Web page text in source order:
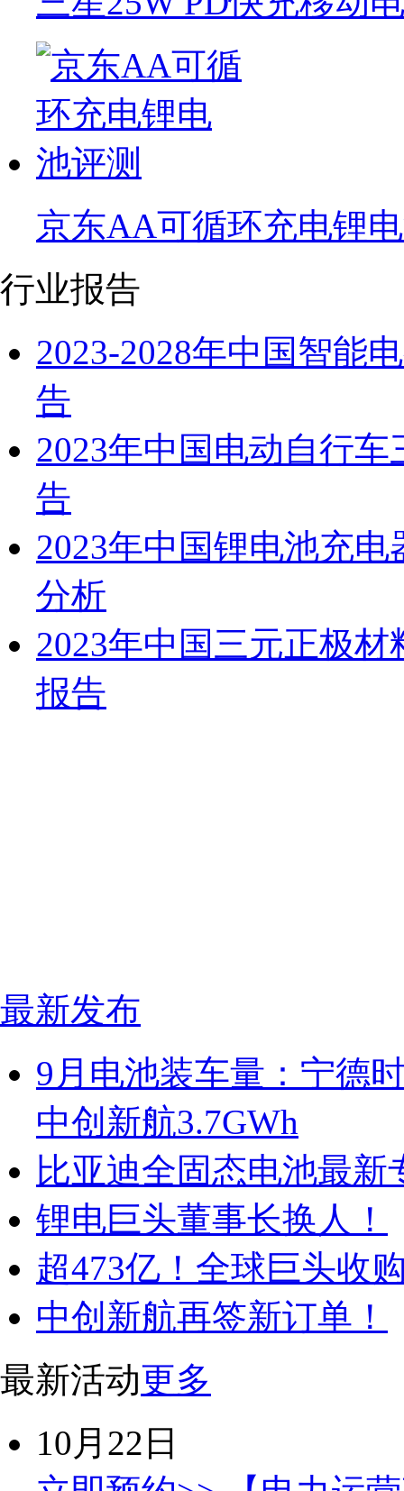
京东AA可循环充电锂
行业报告
2023-2028年中国智能
告
2023年中国电动自行
告
2023年中国锂电池充
分析
2023年中国三元正极
报告
最新发布
9月电池装车量：宁德
中创新航3.7GWh
比亚迪全固态电池最新
锂电巨头董事长换人！
超473亿！全球巨头收
中创新航再签新订单！
最新活动更多
10月22日